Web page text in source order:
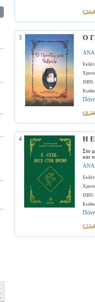
3 Ο
ISBN:
4 Η
Στο
και
ISBN: